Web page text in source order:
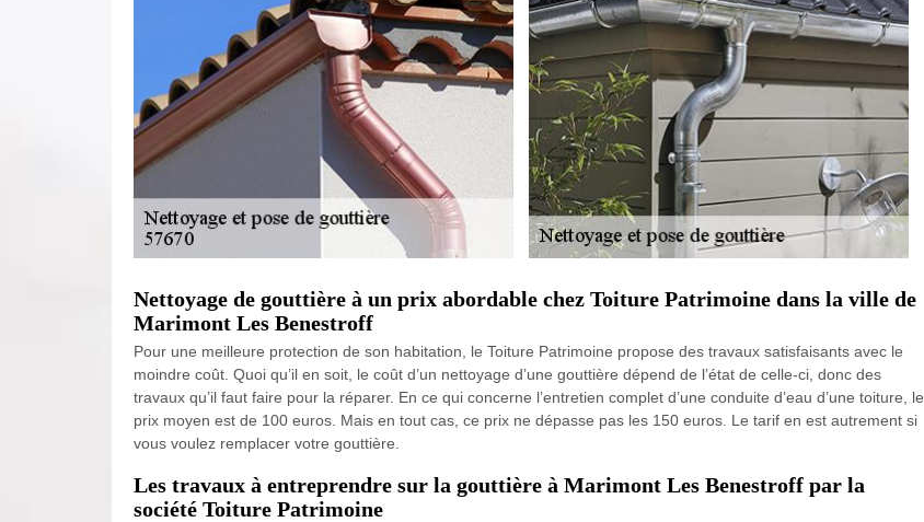
Nettoyage de gouttière à un prix abordable chez Toiture Patrimoine dans la ville de
Marimont Les Benestroff
Pour une meilleure protection de son habitation, le Toiture Patrimoine propose des travaux satisfaisants avec le
moindre coût. Quoi qu’il en soit, le coût d’un nettoyage d’une gouttière dépend de l’état de celle-ci, donc des
travaux qu’il faut faire pour la réparer. En ce qui concerne l’entretien complet d’une conduite d’eau d’une toiture, le
prix moyen est de 100 euros. Mais en tout cas, ce prix ne dépasse pas les 150 euros. Le tarif en est autrement si
vous voulez remplacer votre gouttière.
Les travaux à entreprendre sur la gouttière à Marimont Les Benestroff par la
société Toiture Patrimoine